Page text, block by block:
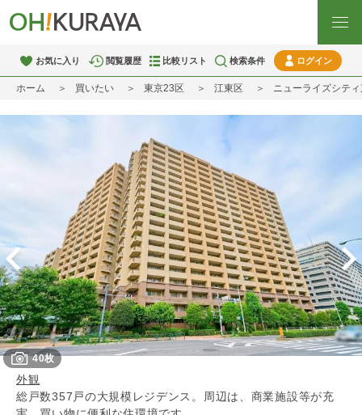
お気に入り 閲覧履歴 比較リスト 検索条件 ログイン
ホーム 買いたい 東京23区 江東区 ニューライズシテ
外観
総戸数357戸の大規模レジデンス。周辺は、商業施設等が充
40枚